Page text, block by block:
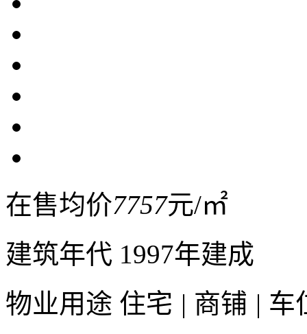
在售均价7757元/㎡
建筑年代 1997年建成
物业用途 住宅 | 商铺 | 车